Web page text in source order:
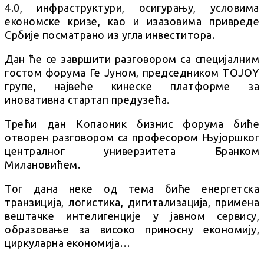
4.0, инфраструктури, осигурању, условима
економске кризе, као и изазовима привреде
Србије посматрано из угла инвеститора.
Дан ће се завршити разговором са специјалним
гостом форума Ге Јуном, председником ТОЈОY
групе, највеће кинеске платформе за
иновативна стартап предузећа.
Трећи дан Копаоник бизнис форума биће
отворен разговором са професором Њујоршког
централног универзитета Бранком
Милановићем.
Тог дана неке од тема биће енергетска
транзиција, логистика, дигитализација, примена
вештачке интелигенције у јавном сервису,
образовање за високо приносну економију,
циркуларна економија…